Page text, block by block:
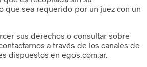
que sea requerido por un juez con un
sus derechos o consultar sobre
a través de los canales de
dispuestos en egos.com.ar.